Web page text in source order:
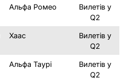
Альфа Ромео
Вилетів у
Q2
Хаас
Вилетів у
Q2
Альфа Таурі
Вилетів у
Q2